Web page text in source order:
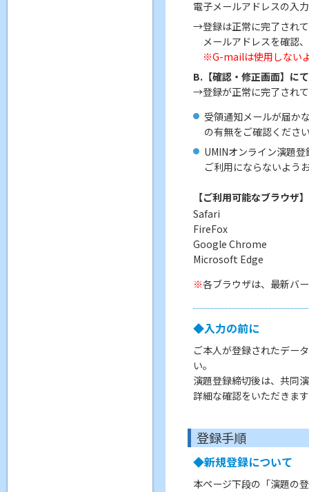
電子メールアドレスの入
→登録は正常に完了され
メールアドレスを確認
※G-mailは使用しない
B.【確認・修正画面】に
→登録が正常に完了され
受領通知メールが届か
の有無をご確認くださ
UMINオンライン演題
ご利用にならないよう
【ご利用可能なブラウザ】
Safari
FireFox
Google Chrome
Microsoft Edge
各ブラウザは、最新バ
◆入力の前に
ご本人が登録されたデー
い。
演題登録締切後は、共同
詳細な確認をいただきま
登録手順
◆新規登録について
本ページ下段の「演題の